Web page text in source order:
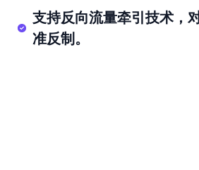
支持反向流量牵引技术，
准反制。